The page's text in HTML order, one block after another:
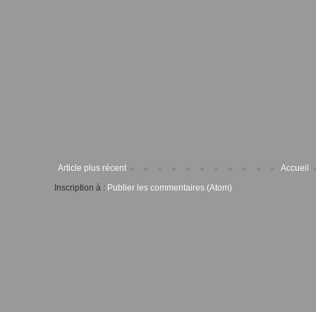
Article plus récent
Accueil
Inscription à : Publier les commentaires (Atom)